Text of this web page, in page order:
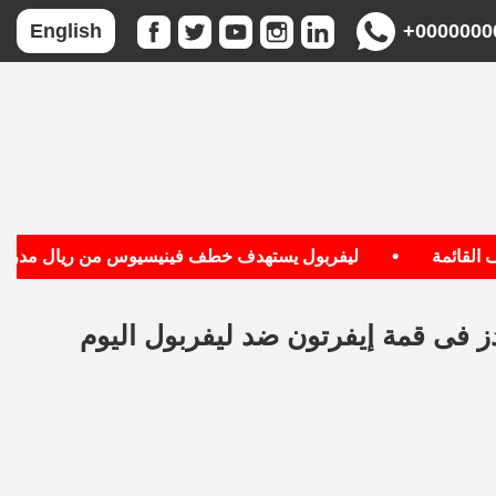
English
ليفربول يستهدف خطف فينيسيوس من ريال مدريد